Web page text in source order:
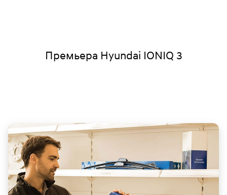
Премьера Hyundai IONIQ 3